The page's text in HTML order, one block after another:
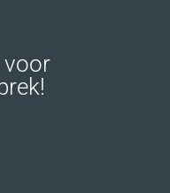
voor